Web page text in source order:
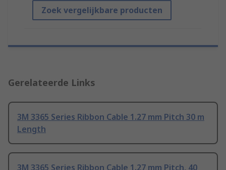
Zoek vergelijkbare producten
Gerelateerde Links
3M 3365 Series Ribbon Cable 1.27 mm Pitch 30 m
Length
3M 3365 Series Ribbon Cable 1.27 mm Pitch, 40